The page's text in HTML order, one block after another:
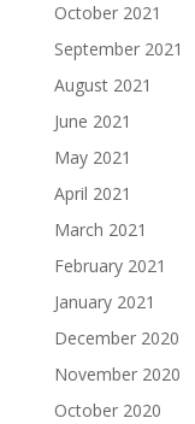
October 2021
September 2021
August 2021
June 2021
May 2021
April 2021
March 2021
February 2021
January 2021
December 2020
November 2020
October 2020